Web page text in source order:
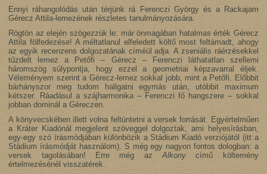
Ennyi ráhangolódás után térjünk rá Ferenczi György és a Rackajam
Gérecz Attila-lemezének részletes tanulmányozására.
Rögtön az elején szögezzük le: már önmagában hatalmas érték Gérecz
Attila fölfedezése! A méltatlanul elfeledett költő most feltámadt, ahogy
az egyik recenzens dolgozatának címéül adja. A zseniális ráérzésekkel
tűzdelt lemez a Petőfi – Gérecz – Ferenczi láthatatlan szellemi
háromszög súlypontja, hogy ezzel a geometriai képzavarral éljek.
Véleményem szerint a Gérecz-lemez sokkal jobb, mint a Petőfi. Előbbit
bárhányszor meg tudom hallgatni egymás után, utóbbit maximum
kétszer. Ráadásul a szájharmonika – Ferenczi fő hangszere – sokkal
jobban dominál a Géreczen.
A könyvecskében illett volna feltüntetni a versek forrását. Egyértelműen
a Kráter Kiadónál megjelent szöveggel dolgoztak, ami helyesírásban,
egy-egy szó írásmódjában különbözik a Stádium Kiadó verziójától (itt a
Stádium írásmódját használom). S még egy nagyon fontos dologban: a
versek tagolásában! Erre még azAlkonycímű költemény
értelmezésénél visszatérek.